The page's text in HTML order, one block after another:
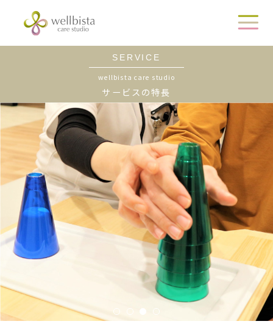
SERVICE
wellbista care studio
サービスの特長